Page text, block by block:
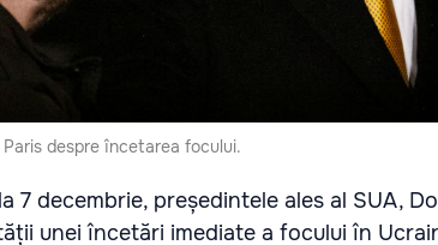
despre încetarea focului.
7 decembrie, președintele ales al SUA,
unei încetări imediate a focului în